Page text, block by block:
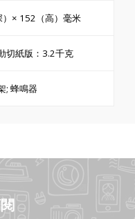
× 152（高）毫米
切紙版：3.2千克
; 蜂鳴器